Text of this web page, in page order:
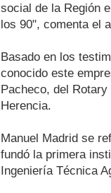
social de la Región
los 90", comenta el
Basado en los
conocido este
Pacheco, del
Herencia.
Manuel Madrid se
fundó la primera
Ingeniería Técnica